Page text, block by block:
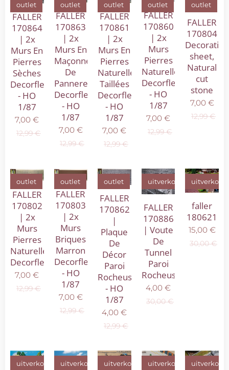
FALLER
170864
| 2x
Murs En
Pierres
Sèches
Decorflex
- HO
1/87
outlet
7,00 €
12,99€
FALLER
170863
| 2x
Murs En
Maçonnerie
De
Panneresses
Decorflex
- HO
1/87
outlet
7,00€
12,99€
FALLER
170861
| 2x
Murs En
Pierres
Naturelles
Taillées
Decorflex
- HO
1/87
outlet
7,00 €
12,99€
FALLER
170860
| 2x
Murs
Pierres
Naturelles
Decorflex
- HO
1/87
outlet
7,00 €
12,99€
FALLER
170804
Decorative
sheet,
Natural
cut
stone
outlet
7,00€
12,99€
FALLER
170802
| 2x
Murs
Pierres
Naturelles
Decorflex
outlet
7,00 €
12,99€
FALLER
170803
| 2x
Murs
Briques
Marron
Decorflex
- HO
1/87
outlet
7,00€
12,99€
FALLER
170862
|
Plaque
De
Décor
Paroi
Rocheuse
- HO
1/87
outlet
4,00 €
12,99€
FALLER
170886
| Voute
De
Tunnel
Paroi
Rocheuse
uitverkoop
4,00 €
30,00€
faller
180621
uitverkoop
15,00€
30,00€
uitverkoop uitverkoop uitverkoop uitverkoop uitverkoop